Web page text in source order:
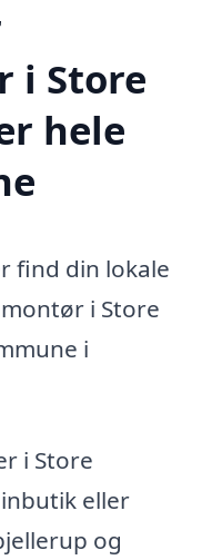
i Store
hele
find din lokale
i Store
i
i Store
eller
og